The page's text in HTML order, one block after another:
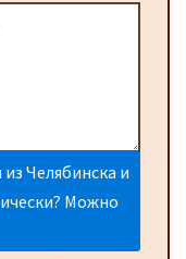
Челябинска и
Можно